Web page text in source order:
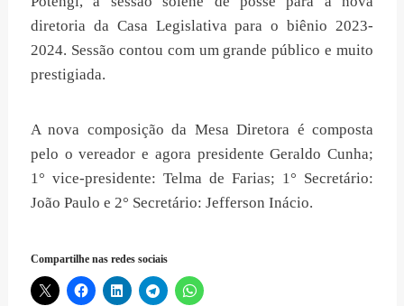
diretoria da Casa Legislativa para o biênio 2023-
2024. Sessão contou com um grande público e muito
prestigiada.
A nova composição da Mesa Diretora é composta
pelo o vereador e agora presidente Geraldo Cunha;
1° vice-presidente: Telma de Farias; 1° Secretário:
João Paulo e 2° Secretário: Jefferson Inácio.
Compartilhe nas redes sociais